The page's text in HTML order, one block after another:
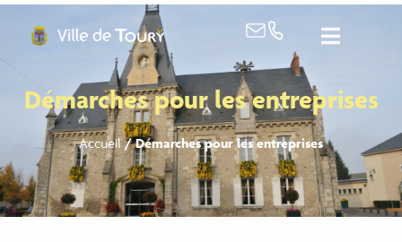
Démarches pour les entreprises
Accueil/Démarches pour les entreprises